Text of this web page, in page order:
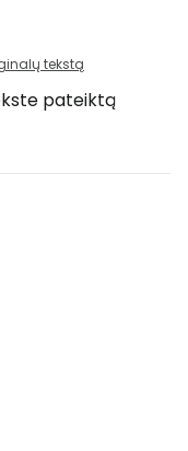
tekstą
pateiktą